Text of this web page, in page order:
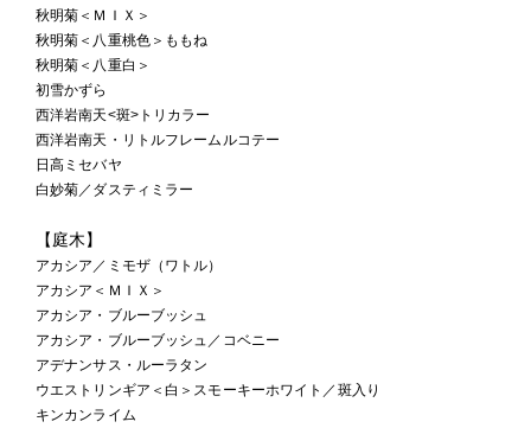
秋明菊＜ＭＩＸ＞
秋明菊＜八重桃色＞ももね
秋明菊＜八重白＞
初雪かずら
西洋岩南天<斑>トリカラー
西洋岩南天・リトルフレームルコテー
日高ミセバヤ
白妙菊／ダスティミラー
【庭木】
アカシア／ミモザ（ワトル）
アカシア＜ＭＩＸ＞
アカシア・ブルーブッシュ
アカシア・ブルーブッシュ／コベニー
アデナンサス・ルーラタン
ウエストリンギア＜白＞スモーキーホワイト／斑入り
キンカンライム